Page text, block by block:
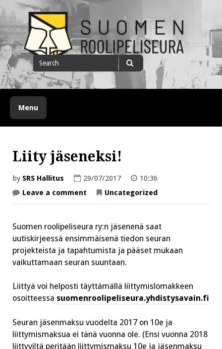
to
content
Suomen roolipeliseura
Search
for
Search
Menu
Liity jäseneksi!
by SRS Hallitus 29/07/2017
10:36
Leave a comment
Uncategorized
Suomen roolipeliseura ry:n jäsenenä saat
uutiskirjeessä ensimmäisenä tiedon seuran
projekteista ja tapahtumista ja pääset mukaan
vaikuttamaan seuran suuntaan.
Liittyä voi helposti täyttämällä liittymislomakkeen
osoitteessa suomenroolipeliseura.yhdistysavain.fi
Seuran jäsenmaksu vuodelta 2017 on 10e ja
liittymismaksua ei tänä vuonna ole. (Ensi vuonna 2018
liittyviltä peritään liittymismaksu 10e ja jäsenmaksu